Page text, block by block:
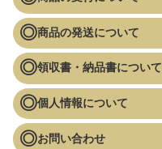
商品の発送について
領収書・納品書について
個人情報について
お問い合わせ